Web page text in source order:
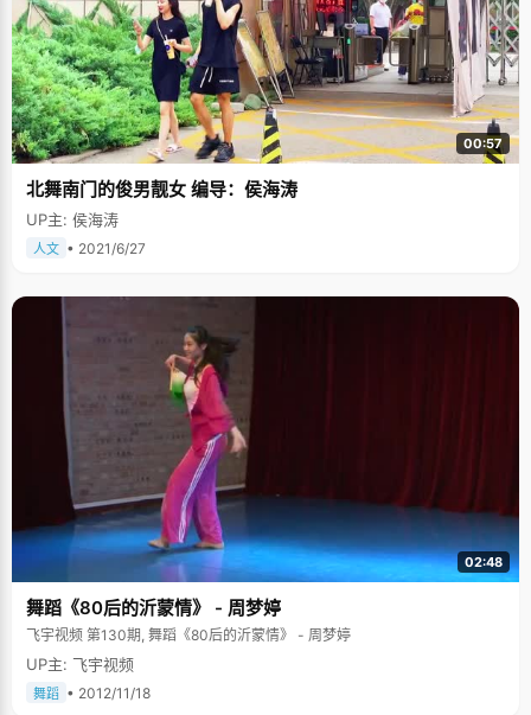
00:57
北舞南门的俊男靓女 编导：侯海涛
UP主: 侯海涛
人文 • 2021/6/27
02:48
舞蹈《80后的沂蒙情》 - 周梦婷
飞宇视频 第130期, 舞蹈《80后的沂蒙情》 - 周梦婷
UP主: 飞宇视频
舞蹈 • 2012/11/18